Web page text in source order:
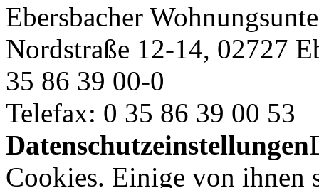
Ebersbacher
Nordstraße 12-14, 02727
35 86 39 00-0
Telefax: 0 35 86 39 00 53
Datenschutzeinstellungen
Cookies. Einige von ihnen